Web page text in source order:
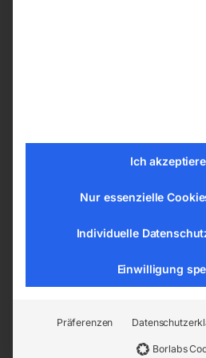
Tragkraft 2 t
Greifbereich 0 – 25 mm
Breite/Tiefe (Produkt)
Gewicht (Netto) ca. 8 kg
4036351231301
Ich
Nur essenzielle
Individuelle
Einwilligung
Präferenzen
Borlabs